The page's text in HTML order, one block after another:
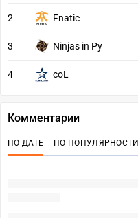
2 Fnatic
3 Ninjas in Py
4 coL
Комментарии
ПО ДАТЕ ПО ПОПУЛЯРНОСТИ